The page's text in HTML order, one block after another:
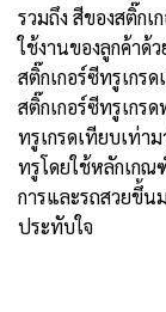
รวมถึง สีของสติ๊กเ
ใช้งานของลูกค้าด้
สติ๊กเกอร์ซีทรูเกร
สติ๊กเกอร์ซีทรูเกร
ทรูเกรดเทียบเท่า
ทรูโดยใช้หลักเกณ
การและรถสวยขึ้น
ประทับใจ